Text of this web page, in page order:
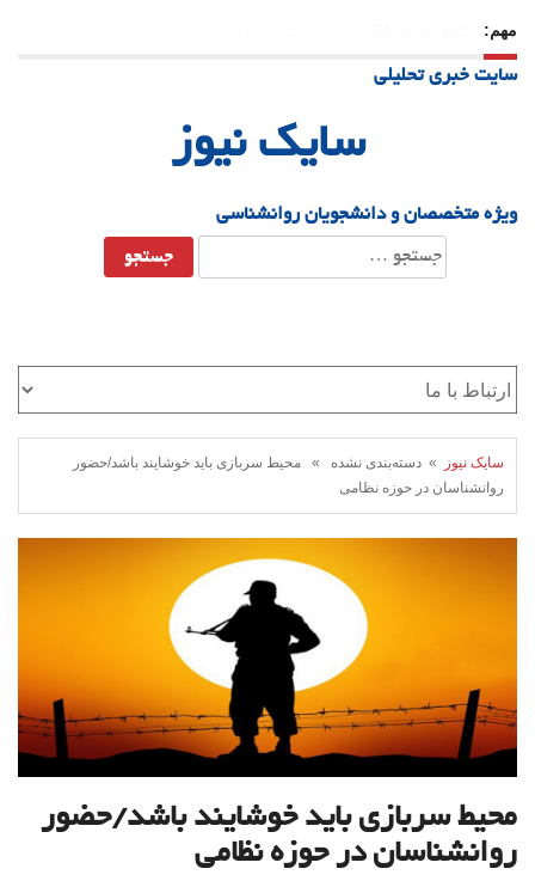
مهم:
21 دسامبر 25
سایت خبری تحلیلی
سایک نیوز
ویژه متخصصان و دانشجویان روانشناسی
جستجو
برای:
سایک نیوز
» دسته‌بندی نشده » محیط سربازی باید خوشایند باشد/حضور
روانشناسان در حوزه نظامی
محیط سربازی باید خوشایند باشد/حضور
روانشناسان در حوزه نظامی